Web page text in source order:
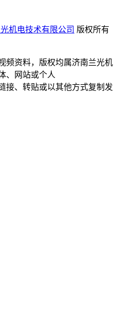
机电技术有限公司 版权所有
频资料，版权均属济南兰光机
、网站或个人
接、转贴或以其他方式复制发